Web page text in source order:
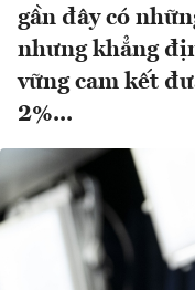
gần đây có
nhưng khẳng
vững cam kết
2%...